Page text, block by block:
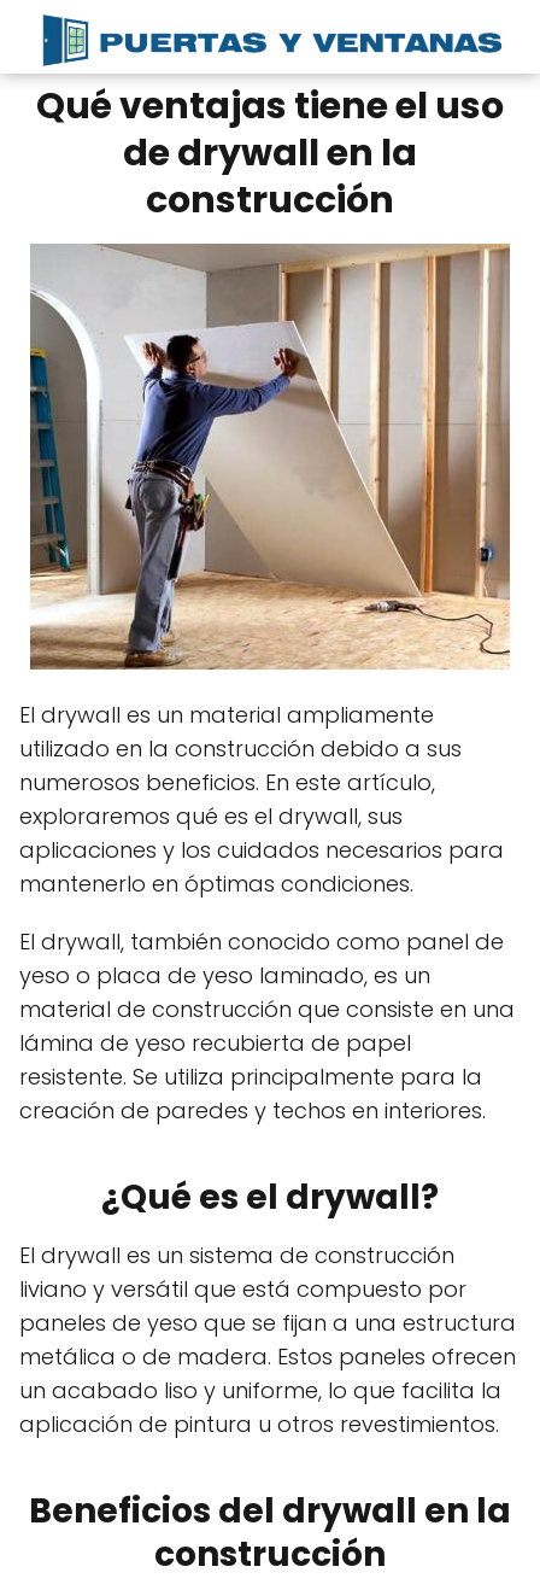
Qué ventajas tiene el uso
de drywall en la
construcción
El drywall es un material ampliamente
utilizado en la construcción debido a sus
numerosos beneficios. En este artículo,
exploraremos qué es el drywall, sus
aplicaciones y los cuidados necesarios para
mantenerlo en óptimas condiciones.
El drywall, también conocido como panel de
yeso o placa de yeso laminado, es un
material de construcción que consiste en una
lámina de yeso recubierta de papel
resistente. Se utiliza principalmente para la
creación de paredes y techos en interiores.
¿Qué es el drywall?
El drywall es un sistema de construcción
liviano y versátil que está compuesto por
paneles de yeso que se fijan a una estructura
metálica o de madera. Estos paneles ofrecen
un acabado liso y uniforme, lo que facilita la
aplicación de pintura u otros revestimientos.
Beneficios del drywall en la
construcción